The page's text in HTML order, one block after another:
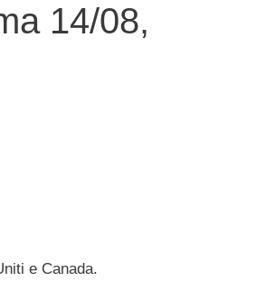
14/08,
e Canada.